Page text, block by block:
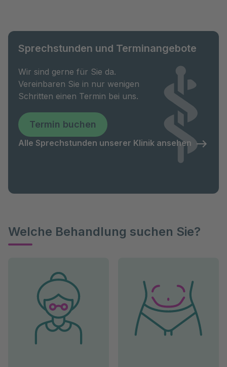
Sprechstunden und Terminangebote
Wir sind gerne für Sie da.
Vereinbaren Sie in nur wenigen
Schritten einen Termin bei uns.
Termin buchen
Alle Sprechstunden unserer Klinik ansehen
Welche Behandlung suchen Sie?